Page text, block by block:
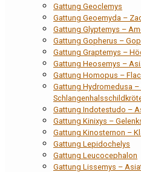
Gattung Geoclemys
Gattung Geoemyda –
Gattung Glyptemys –
Gattung Gopherus –
Gattung Graptemys –
Gattung Heosemys –
Gattung Homopus –
Gattung Hydromedusa
Gattung Indotestudo –
Gattung Kinixys –
Gattung Kinosternon –
Gattung Lepidochelys
Gattung Leucocephalon
Gattung Lissemys –